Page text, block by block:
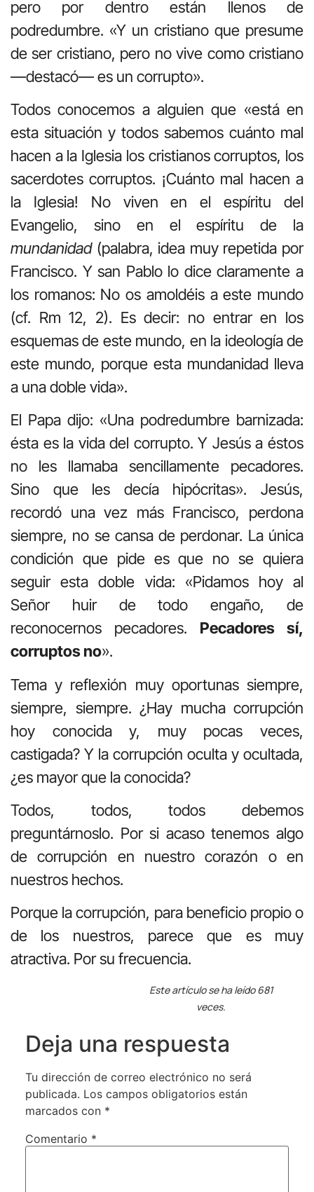
pero por dentro están llenos de
podredumbre. «Y un cristiano que presume
de ser cristiano, pero no vive como cristiano
—destacó— es un corrupto».
Todos conocemos a alguien que «está en
esta situación y todos sabemos cuánto mal
hacen a la Iglesia los cristianos corruptos, los
sacerdotes corruptos. ¡Cuánto mal hacen a
la Iglesia! No viven en el espíritu del
Evangelio, sino en el espíritu de la
mundanidad(palabra, idea muy repetida por
Francisco. Y san Pablo lo dice claramente a
los romanos: No os amoldéis a este mundo
(cf. Rm 12, 2). Es decir: no entrar en los
esquemas de este mundo, en la ideología de
este mundo, porque esta mundanidad lleva
a una doble vida».
El Papa dijo: «Una podredumbre barnizada:
ésta es la vida del corrupto. Y Jesús a éstos
no les llamaba sencillamente pecadores.
Sino que les decía hipócritas». Jesús,
recordó una vez más Francisco, perdona
siempre, no se cansa de perdonar. La única
condición que pide es que no se quiera
seguir esta doble vida: «Pidamos hoy al
Señor huir de todo engaño, de
reconocernos pecadores. Pecadores sí,
corruptos no».
Tema y reflexión muy oportunas siempre,
siempre, siempre. ¿Hay mucha corrupción
hoy conocida y, muy pocas veces,
castigada? Y la corrupción oculta y ocultada,
¿es mayor que la conocida?
Todos, todos, todos debemos
preguntárnoslo. Por si acaso tenemos algo
de corrupción en nuestro corazón o en
nuestros hechos.
Porque la corrupción, para beneficio propio o
de los nuestros, parece que es muy
atractiva. Por su frecuencia.
Este artículo se ha leído 681
veces.
Deja una respuesta
Tu dirección de correo electrónico no será
publicada. Los campos obligatorios están
marcados con *
Comentario *